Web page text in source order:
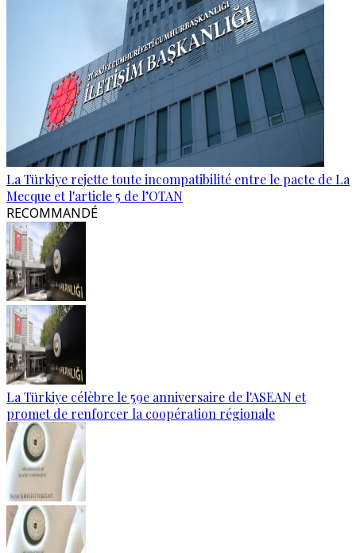
La Türkiye rejette toute incompatibilité entre le pacte de La
Mecque et l'article 5 de l’OTAN
RECOMMANDÉ
La Türkiye célèbre le 59e anniversaire de l'ASEAN et
promet de renforcer la coopération régionale